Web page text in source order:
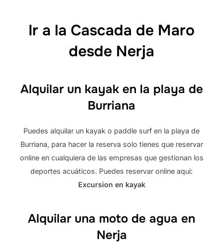
Ir a la Cascada de Maro
desde Nerja
Alquilar un kayak en la playa de
Burriana
Puedes alquilar un kayak o paddle surf en la playa de
Burriana, para hacer la reserva solo tienes que reservar
online en cualquiera de las empresas que gestionan los
deportes acuáticos. Puedes reservar online aqui:
Excursion en kayak
Alquilar una moto de agua en
Nerja